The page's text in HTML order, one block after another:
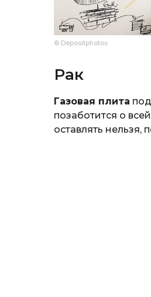
© Depositphotos
Рак
Газовая плита
позаботится о
оставлять нельзя,